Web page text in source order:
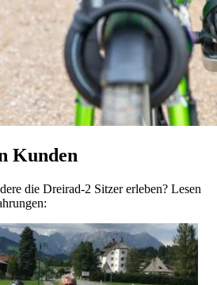
Kunden
die Dreirad-2 Sitzer erleben? Lesen